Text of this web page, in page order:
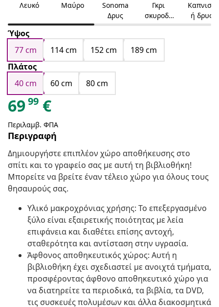
Λευκό Μαύρο
Sonoma
Δρυς
Γκρι
σκυροδέ
ματος
Καπνιστ
ή δρυς
Ύψος
77 cm
114 cm 152 cm
189 cm
Πλάτος
40 cm
60 cm 80 cm
6999 €
Περιλαμβ. ΦΠΑ
Περιγραφή
Δημιουργήστε επιπλέον χώρο αποθήκευσης στο
σπίτι και το γραφείο σας με αυτή τη βιβλιοθήκη!
Μπορείτε να βρείτε έναν τέλειο χώρο για όλους τους
θησαυρούς σας.
Υλικό μακροχρόνιας χρήσης: Το επεξεργασμένο
ξύλο είναι εξαιρετικής ποιότητας με λεία
επιφάνεια και διαθέτει επίσης αντοχή,
σταθερότητα και αντίσταση στην υγρασία.
Άφθονος αποθηκευτικός χώρος: Αυτή η
βιβλιοθήκη έχει σχεδιαστεί με ανοιχτά τμήματα,
προσφέροντας άφθονο αποθηκευτικό χώρο για
να διατηρείτε τα περιοδικά, τα βιβλία, τα DVD,
τις συσκευές πολυμέσων και άλλα διακοσμητικά